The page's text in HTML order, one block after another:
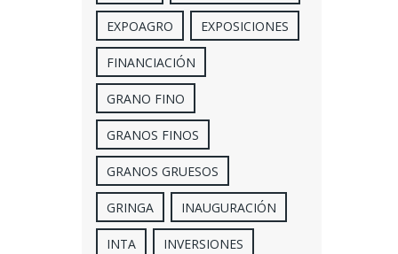
EXPOAGRO EXPOSICIONES
FINANCIACIÓN
GRANO FINO
GRANOS FINOS
GRANOS GRUESOS
GRINGA INAUGURACIÓN
INTA INVERSIONES